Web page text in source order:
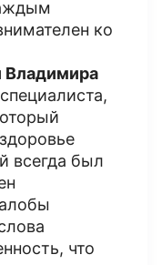
ко
Владимира
всегда был
что